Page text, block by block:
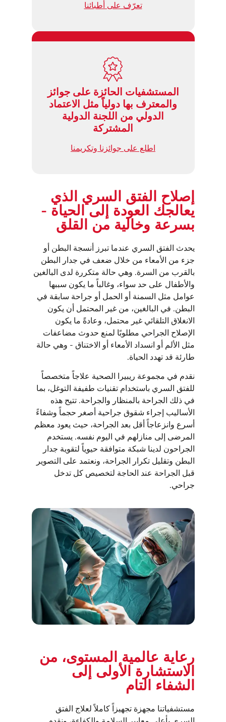
تعرّف على أطبائنا
المستشفيات الحائزة على جوائز
والمعترف بها دولياً مثل الاعتماد
الدولي من اللجنة الدولية
المشتركة
اطلع على جوائزنا وتكريمنا
إصلاح الفتق السري الذي
يعالجك العودة إلى الحياة -
بسرعة وخالية من القلق
يحدث الفتق السري عندما تبرز أنسجة البطن أو
جزء من الأمعاء من خلال ضعف في جدار البطن
بالقرب من السرة. وهي حالة متكررة لدى البالغين
والأطفال على حد سواء، وغالباً ما يكون سببها
عوامل مثل السمنة أو الحمل أو جراحة سابقة في
البطن. في البالغين، من غير المحتمل أن يكون
الانغلاق التلقائي غير محتمل، وعادةً ما يكون
الإصلاح الجراحي مطلوبًا لمنع حدوث مضاعفات
مثل الألم أو انسداد الأمعاء أو الاختناق - وهي حالة
طارئة قد تهدد الحياة.
نقدم في مجموعة ريبيرا الصحية علاجاً متخصصاً
للفتق السري باستخدام تقنيات طفيفة التوغل، بما
في ذلك الجراحة بالمنظار والجراحة. تتيح هذه
الأساليب إجراء شقوق جراحية أصغر حجماً وشفاءً
أسرع وانزعاجاً أقل بعد الجراحة، حيث يعود معظم
المرضى إلى منازلهم في اليوم نفسه. يستخدم
الجراحون لدينا شبكة متوافقة حيوياً لتقوية جدار
البطن وتقليل تكرار الجراحة، ونعتمد على التصوير
قبل الجراحة عند الحاجة لتخصيص كل تدخل
جراحي.
رعاية عالمية المستوى، من
الاستشارة الأولى إلى
الشفاء التام
مستشفياتنا مجهزة تجهيزاً كاملاً لعلاج الفتق